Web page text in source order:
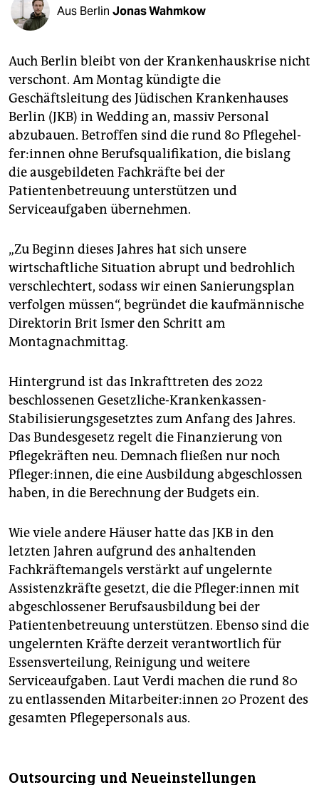
fragen & hilfe
abo
genossenschaft
epaper login
Aus Berlin Jonas Wahmkow
Auch Berlin bleibt von der Krankenhauskrise nicht
verschont. Am Montag kündigte die
Geschäftsleitung des Jüdischen Krankenhauses
Berlin (JKB) in Wedding an, massiv Personal
abzubauen. Betroffen sind die rund 80 Pfle­ge­hel­
fe­r:in­nen ohne Berufsqualifikation, die bislang
die ausgebildeten Fachkräfte bei der
Patientenbetreuung unterstützen und
Serviceaufgaben übernehmen.
„Zu Beginn dieses Jahres hat sich unsere
wirtschaftliche Situation abrupt und bedrohlich
verschlechtert, sodass wir einen Sanierungsplan
verfolgen müssen“, begründet die kaufmännische
Direktorin Brit Ismer den Schritt am
Montagnachmittag.
Hintergrund ist das Inkrafttreten des 2022
beschlossenen Gesetzliche-Krankenkassen-
Stabilisierungsgesetztes zum Anfang des Jahres.
Das Bundesgesetz regelt die Finanzierung von
Pflegekräften neu. Demnach fließen nur noch
Pfleger:innen, die eine Ausbildung abgeschlossen
haben, in die Berechnung der Budgets ein.
Wie viele andere Häuser hatte das JKB in den
letzten Jahren aufgrund des anhaltenden
Fachkräftemangels verstärkt auf ungelernte
Assistenzkräfte gesetzt, die die Pfle­ge­r:in­nen mit
abgeschlossener Berufsausbildung bei der
Patientenbetreuung unterstützen. Ebenso sind die
ungelernten Kräfte derzeit verantwortlich für
Essensverteilung, Reinigung und weitere
Serviceaufgaben. Laut Verdi machen die rund 80
zu entlassenden Mit­ar­bei­te­r:in­nen 20 Prozent des
gesamten Pflegepersonals aus.
Outsourcing und Neueinstellungen